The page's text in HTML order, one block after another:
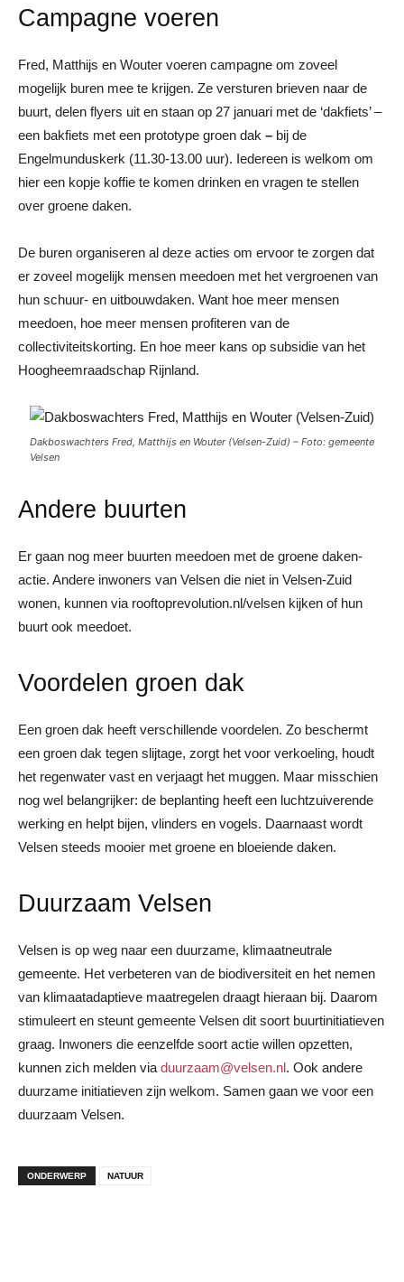
Campagne voeren
Fred, Matthijs en Wouter voeren campagne om zoveel
mogelijk buren mee te krijgen. Ze versturen brieven naar de
buurt, delen flyers uit en staan op 27 januari met de ‘dakfiets’ –
een bakfiets met een prototype groen dak – bij de
Engelmunduskerk (11.30-13.00 uur). Iedereen is welkom om
hier een kopje koffie te komen drinken en vragen te stellen
over groene daken.
De buren organiseren al deze acties om ervoor te zorgen dat
er zoveel mogelijk mensen meedoen met het vergroenen van
hun schuur- en uitbouwdaken. Want hoe meer mensen
meedoen, hoe meer mensen profiteren van de
collectiviteitskorting. En hoe meer kans op subsidie van het
Hoogheemraadschap Rijnland.
Dakboswachters Fred, Matthijs en Wouter (Velsen-Zuid) – Foto: gemeente
Velsen
Andere buurten
Er gaan nog meer buurten meedoen met de groene daken-
actie. Andere inwoners van Velsen die niet in Velsen-Zuid
wonen, kunnen via rooftoprevolution.nl/velsen kijken of hun
buurt ook meedoet.
Voordelen groen dak
Een groen dak heeft verschillende voordelen. Zo beschermt
een groen dak tegen slijtage, zorgt het voor verkoeling, houdt
het regenwater vast en verjaagt het muggen. Maar misschien
nog wel belangrijker: de beplanting heeft een luchtzuiverende
werking en helpt bijen, vlinders en vogels. Daarnaast wordt
Velsen steeds mooier met groene en bloeiende daken.
Duurzaam Velsen
Velsen is op weg naar een duurzame, klimaatneutrale
gemeente. Het verbeteren van de biodiversiteit en het nemen
van klimaatadaptieve maatregelen draagt hieraan bij. Daarom
stimuleert en steunt gemeente Velsen dit soort buurtinitiatieven
graag. Inwoners die eenzelfde soort actie willen opzetten,
kunnen zich melden via duurzaam@velsen.nl. Ook andere
duurzame initiatieven zijn welkom. Samen gaan we voor een
duurzaam Velsen.
ONDERWERP NATUUR